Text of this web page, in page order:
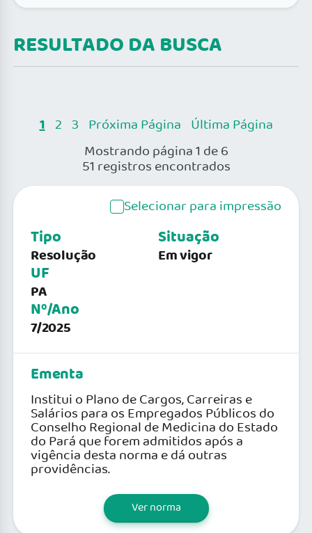
RESULTADO DA BUSCA
1 2 3 Próxima Página Última Página
Mostrando página 1 de 6
51 registros encontrados
Selecionar para impressão
Tipo
Resolução
UF
PA
Nº/Ano
7/2025
Situação
Em vigor
Ementa
Institui o Plano de Cargos, Carreiras e
Salários para os Empregados Públicos do
Conselho Regional de Medicina do Estado
do Pará que forem admitidos após a
vigência desta norma e dá outras
providências.
Ver norma